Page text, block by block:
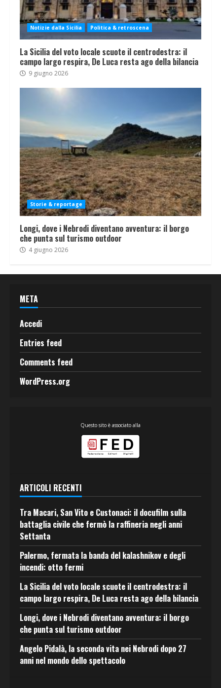
Notizie dalla Sicilia Politica & retroscena
La Sicilia del voto locale scuote il centrodestra: il
campo largo respira, De Luca resta ago della bilancia
9 giugno 2026
Storie & reportage
Longi, dove i Nebrodi diventano avventura: il borgo
che punta sul turismo outdoor
4 giugno 2026
META
Accedi
Entries feed
Comments feed
WordPress.org
Questo sito è associato alla
ARTICOLI RECENTI
Tra Macari, San Vito e Custonaci: il docufilm sulla
battaglia civile che fermò la raffineria negli anni
Settanta
Palermo, fermata la banda del kalashnikov e degli
incendi: otto fermi
La Sicilia del voto locale scuote il centrodestra: il
campo largo respira, De Luca resta ago della bilancia
Longi, dove i Nebrodi diventano avventura: il borgo
che punta sul turismo outdoor
Angelo Pidalà, la seconda vita nei Nebrodi dopo 27
anni nel mondo dello spettacolo